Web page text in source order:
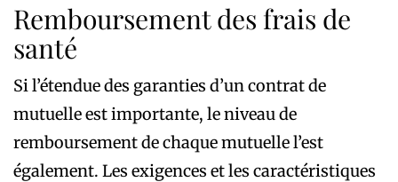
Remboursement des frais de
santé
Si l’étendue des garanties d’un contrat de
mutuelle est importante, le niveau de
remboursement de chaque mutuelle l’est
également. Les exigences et les caractéristiques